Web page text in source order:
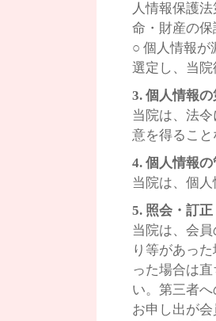
人情報保護
命・財産の
○ 個人情報が
選定し、当
3. 個人情報
当院は、法
意を得るこ
4. 個人情報
当院は、個
5. 照会・訂
当院は、会
り等があっ
った場合は
い。第三者
お申し出が